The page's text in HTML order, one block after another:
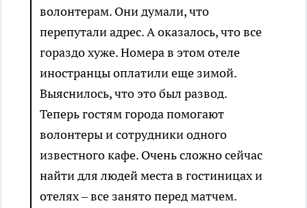
волонтерам. Они думали, что
перепутали адрес. А оказалось, что все
гораздо хуже. Номера в этом отеле
иностранцы оплатили еще зимой.
Выяснилось, что это был развод.
Теперь гостям города помогают
волонтеры и сотрудники одного
известного кафе. Очень сложно сейчас
найти для людей места в гостиницах и
отелях – все занято перед матчем.